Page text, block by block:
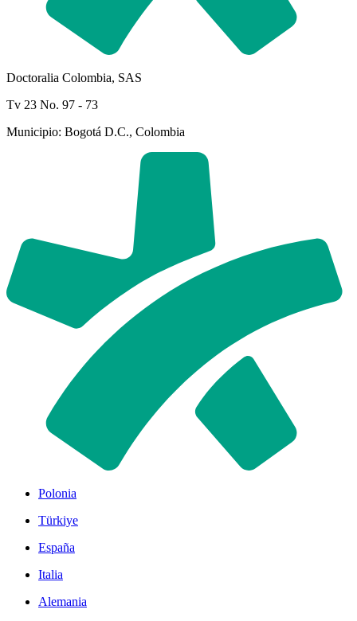
Doctoralia Colombia, SAS
Tv 23 No. 97 - 73
Municipio: Bogotá D.C., Colombia
Polonia
Türkiye
España
Italia
Alemania